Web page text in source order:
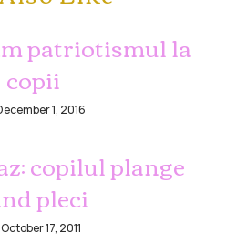
patriotismul la
copii
1, 2016
copilul plange
pleci
October 17, 2011